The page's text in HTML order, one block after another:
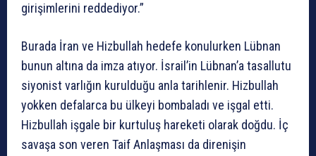
girişimlerini reddediyor.”
Burada İran ve Hizbullah hedefe konulurken Lübnan
bunun altına da imza atıyor. İsrail’in Lübnan’a tasallutu
siyonist varlığın kurulduğu anla tarihlenir. Hizbullah
yokken defalarca bu ülkeyi bombaladı ve işgal etti.
Hizbullah işgale bir kurtuluş hareketi olarak doğdu. İç
savaşa son veren Taif Anlaşması da direnişin